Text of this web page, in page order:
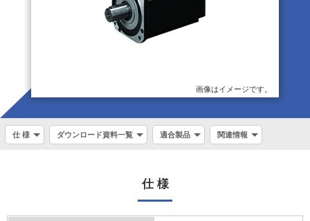
画像はイメージです。
仕 様 ダウンロード資料一覧 適合製品 関連情報
仕 様